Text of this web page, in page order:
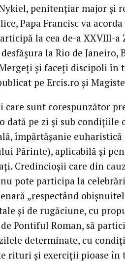
penitenţiar major şi
Papa Francisc va
la cea de-a XXVIII-a
la Rio de Janeiro,
şi faceţi discipoli în
pe Ercis.ro şi
sunt corespunzător
dată pe zi şi sub condiţiile
împărtăşanie
Părinte), aplicabilă şi
Credincioşii care din
pote participa la
„respectând
şi de rugăciune, cu
Pontiful Roman, să
determinate, cu
rituri şi exerciţii pioase în